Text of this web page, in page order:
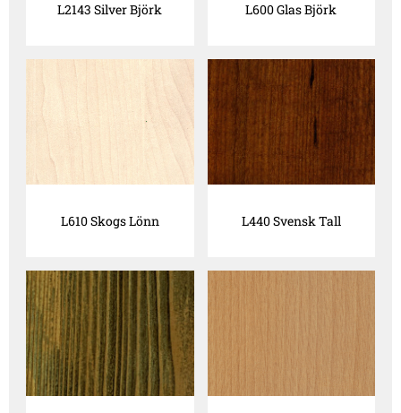
L2143 Silver Björk L600 Glas Björk
L610 Skogs Lönn L440 Svensk Tall